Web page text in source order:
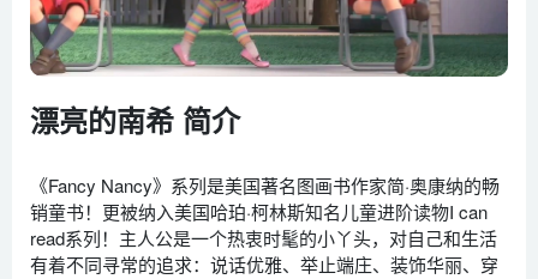
漂亮的南希 简介
《Fancy Nancy》系列是美国著名图画书作家简·奥康纳的畅
销童书！更被纳入美国哈珀·柯林斯知名儿童进阶读物I can
read系列！主人公是一个热衷时髦的小丫头，对自己和生活
有着不同寻常的追求：说话优雅、举止端庄、装饰华丽、穿